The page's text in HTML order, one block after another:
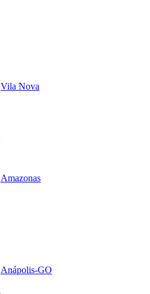
Vila Nova
Amazonas
Anápolis-GO